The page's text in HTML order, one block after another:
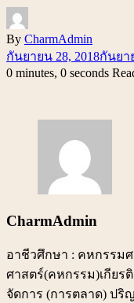
By CharmAdmin
กันยายน 28, 2018กันยา
0 minutes, 0 seconds
CharmAdmin
อาชีวศึกษา : คหกรรม
ศาสตร์(คหกรรม)เกียร
จัดการ (การตลาด) ปริ